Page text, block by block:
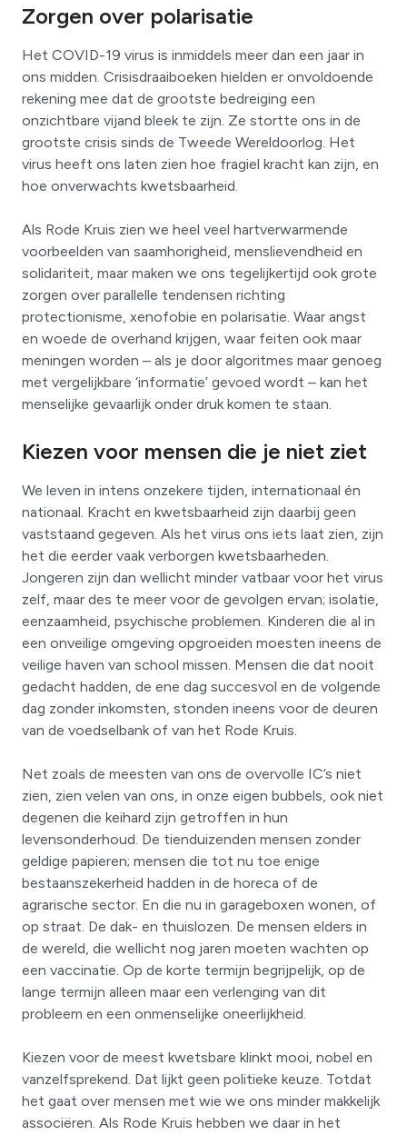
Zorgen over polarisatie
Het COVID-19 virus is inmiddels meer dan een jaar in
ons midden. Crisisdraaiboeken hielden er onvoldoende
rekening mee dat de grootste bedreiging een
onzichtbare vijand bleek te zijn. Ze stortte ons in de
grootste crisis sinds de Tweede Wereldoorlog. Het
virus heeft ons laten zien hoe fragiel kracht kan zijn, en
hoe onverwachts kwetsbaarheid.
Als Rode Kruis zien we heel veel hartverwarmende
voorbeelden van saamhorigheid, menslievendheid en
solidariteit, maar maken we ons tegelijkertijd ook grote
zorgen over parallelle tendensen richting
protectionisme, xenofobie en polarisatie. Waar angst
en woede de overhand krijgen, waar feiten ook maar
meningen worden – als je door algoritmes maar genoeg
met vergelijkbare ‘informatie’ gevoed wordt – kan het
menselijke gevaarlijk onder druk komen te staan.
Kiezen voor mensen die je niet ziet
We leven in intens onzekere tijden, internationaal én
nationaal. Kracht en kwetsbaarheid zijn daarbij geen
vaststaand gegeven. Als het virus ons iets laat zien, zijn
het die eerder vaak verborgen kwetsbaarheden.
Jongeren zijn dan wellicht minder vatbaar voor het virus
zelf, maar des te meer voor de gevolgen ervan; isolatie,
eenzaamheid, psychische problemen. Kinderen die al in
een onveilige omgeving opgroeiden moesten ineens de
veilige haven van school missen. Mensen die dat nooit
gedacht hadden, de ene dag succesvol en de volgende
dag zonder inkomsten, stonden ineens voor de deuren
van de voedselbank of van het Rode Kruis.
Net zoals de meesten van ons de overvolle IC’s niet
zien, zien velen van ons, in onze eigen bubbels, ook niet
degenen die keihard zijn getroffen in hun
levensonderhoud. De tienduizenden mensen zonder
geldige papieren; mensen die tot nu toe enige
bestaanszekerheid hadden in de horeca of de
agrarische sector. En die nu in garageboxen wonen, of
op straat. De dak- en thuislozen. De mensen elders in
de wereld, die wellicht nog jaren moeten wachten op
een vaccinatie. Op de korte termijn begrijpelijk, op de
lange termijn alleen maar een verlenging van dit
probleem en een onmenselijke oneerlijkheid.
Kiezen voor de meest kwetsbare klinkt mooi, nobel en
vanzelfsprekend. Dat lijkt geen politieke keuze. Totdat
het gaat over mensen met wie we ons minder makkelijk
associëren. Als Rode Kruis hebben we daar in het